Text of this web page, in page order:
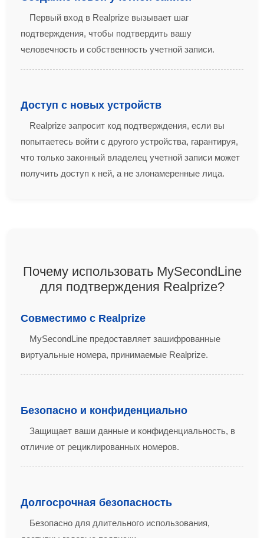
Первый вход в Realprize вызывает шаг
подтверждения, чтобы подтвердить вашу
человечность и собственность учетной записи.
Доступ с новых устройств
Realprize запросит код подтверждения, если вы
попытаетесь войти с другого устройства, гарантируя,
что только законный владелец учетной записи может
получить доступ к ней, а не злонамеренные лица.
Почему использовать MySecondLine
для подтверждения Realprize?
Совместимо с Realprize
MySecondLine предоставляет зашифрованные
виртуальные номера, принимаемые Realprize.
Безопасно и конфиденциально
Защищает ваши данные и конфиденциальность, в
отличие от рециклированных номеров.
Долгосрочная безопасность
Безопасно для длительного использования,